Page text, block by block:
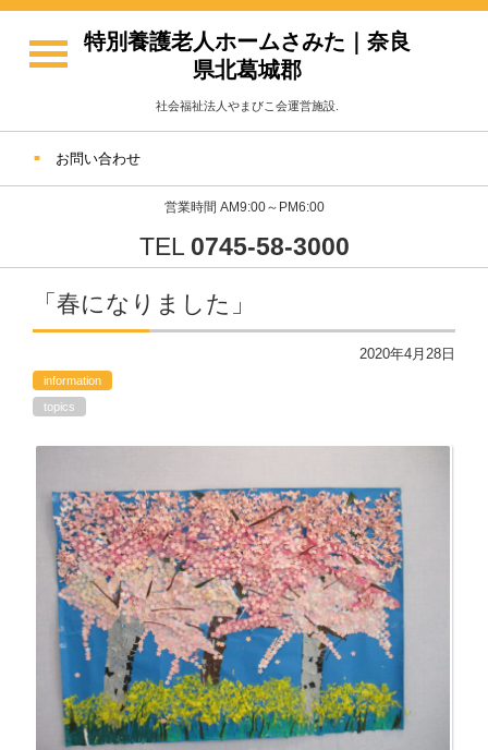
特別養護老人ホームさみた｜奈良
県北葛城郡
社会福祉法人やまびこ会運営施設.
お問い合わせ
営業時間 AM9:00～PM6:00
TEL 0745-58-3000
「春になりました」
2020年4月28日
information
topics